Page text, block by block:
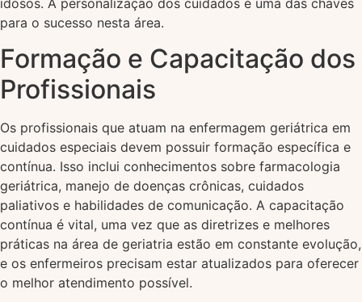
para o sucesso nesta área.
Formação e Capacitação dos
Profissionais
Os profissionais que atuam na enfermagem geriátrica em
cuidados especiais devem possuir formação específica e
contínua. Isso inclui conhecimentos sobre farmacologia
geriátrica, manejo de doenças crônicas, cuidados
paliativos e habilidades de comunicação. A capacitação
contínua é vital, uma vez que as diretrizes e melhores
práticas na área de geriatria estão em constante evolução,
e os enfermeiros precisam estar atualizados para oferecer
o melhor atendimento possível.